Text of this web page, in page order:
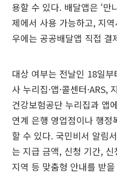
용할 수 있다. 배달앱은 ‘만
제에서 사용 가능하고, 지
우에는 공공배달앱 직접 결
대상 여부는 전날인 18일
사 누리집·앱·콜센터·ARS,
건강보험공단 누리집과 앱
연계 은행 영업점이나 행정
할 수 있다. 국민비서 알림
는 지급 금액, 신청 기간,
지역 등 맞춤형 안내를 받